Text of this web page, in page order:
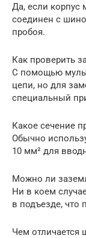
Да, если корпус
соединен с
пробоя.
Как проверить
С помощью
цепи, но для
специальный
Какое сечение
Обычно
10 мм² для
Можно ли
Ни в коем
в подъезде, что
Чем отличается